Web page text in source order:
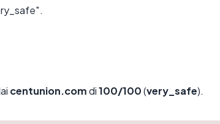
centunion.comdi100/100(very_safe).